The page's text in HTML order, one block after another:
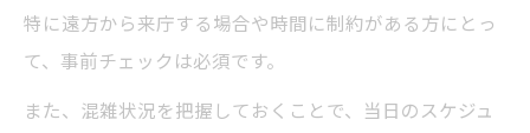
特に遠方から来庁する場合や時間に制約がある方にとっ
て、事前チェックは必須です。
また、混雑状況を把握しておくことで、当日のスケジュ